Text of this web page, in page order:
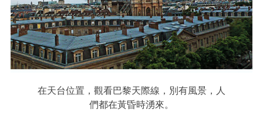
在天台位置，觀看巴黎天際線，別有風景，人
們都在黃昏時湧來。